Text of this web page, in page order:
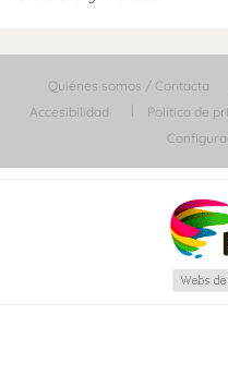
Quiénes somos / Contacta
Accesibilidad
Política de